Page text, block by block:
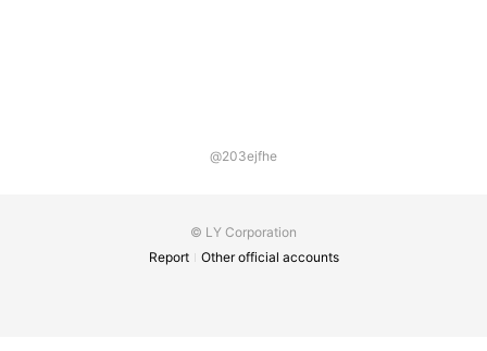
@203ejfhe
© LY Corporation
Report
Other official accounts